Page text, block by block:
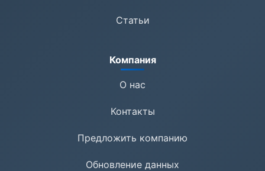
Статьи
Компания
О нас
Контакты
Предложить компанию
Обновление данных